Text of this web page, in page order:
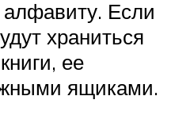
алфавиту. Если
храниться
ее
ящиками.